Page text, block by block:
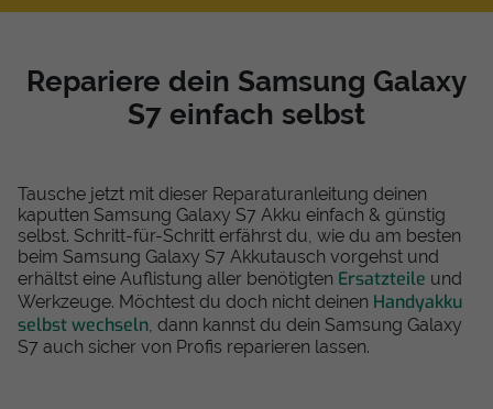
Repariere dein Samsung Galaxy
S7 einfach selbst
Tausche jetzt mit dieser Reparaturanleitung deinen
kaputten Samsung Galaxy S7 Akku einfach & günstig
selbst. Schritt-für-Schritt erfährst du, wie du am besten
beim Samsung Galaxy S7 Akkutausch vorgehst und
erhältst eine Auflistung aller benötigten Ersatzteile und
Werkzeuge. Möchtest du doch nicht deinen Handyakku
selbst wechseln , dann kannst du dein Samsung Galaxy
S7 auch sicher von Profis reparieren lassen.